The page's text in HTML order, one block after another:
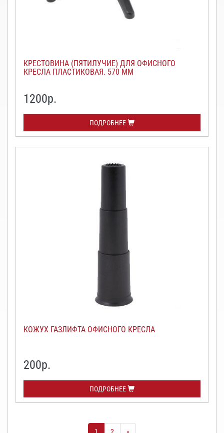
КРЕСТОВИНА (ПЯТИЛУЧИЕ) ДЛЯ ОФИСНОГО
КРЕСЛА ПЛАСТИКОВАЯ. 570 ММ
1200р.
ПОДРОБНЕЕ
КОЖУХ ГАЗЛИФТА ОФИСНОГО КРЕСЛА
200р.
ПОДРОБНЕЕ
1 2 »